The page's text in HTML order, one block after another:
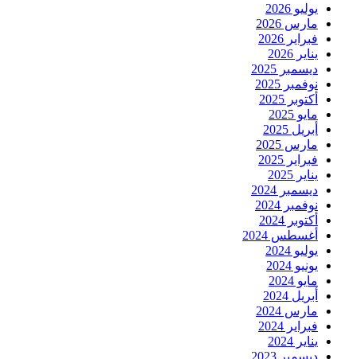
يوليو 2026
مارس 2026
فبراير 2026
يناير 2026
ديسمبر 2025
نوفمبر 2025
أكتوبر 2025
مايو 2025
أبريل 2025
مارس 2025
فبراير 2025
يناير 2025
ديسمبر 2024
نوفمبر 2024
أكتوبر 2024
أغسطس 2024
يوليو 2024
يونيو 2024
مايو 2024
أبريل 2024
مارس 2024
فبراير 2024
يناير 2024
ديسمبر 2023